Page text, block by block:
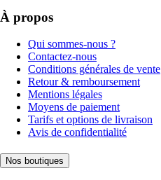
À propos
Qui sommes-nous ?
Contactez-nous
Conditions générales de vente
Retour & remboursement
Mentions légales
Moyens de paiement
Tarifs et options de livraison
Avis de confidentialité
Nos boutiques